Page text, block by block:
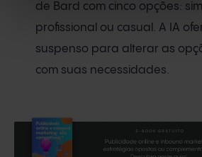
de Bard com cinco opções:
profissional ou casual. A IA
suspenso para alterar as
com suas necessidades.